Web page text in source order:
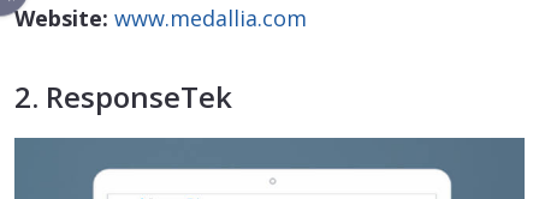
Website: www.medallia.com
2. ResponseTek